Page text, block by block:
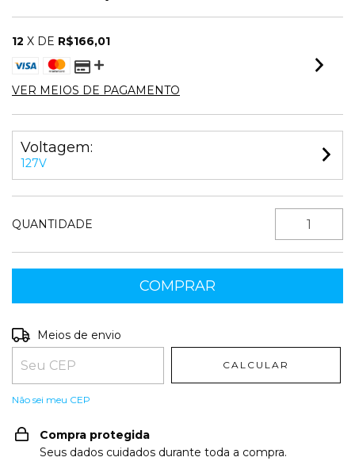
12 X DE R$166,01
VER MEIOS DE PAGAMENTO
Voltagem:
127V
QUANTIDADE
Entregas para o CEP:
Meios de envio
CALCULAR
Não sei meu CEP
Compra protegida
Seus dados cuidados durante toda a compra.